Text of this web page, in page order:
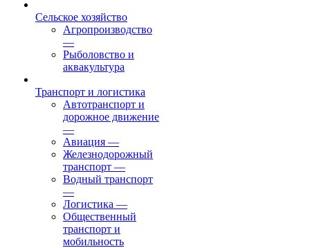
Сельское хозяйство
Агропроизводство
—
Рыболовство и
аквакультура
Транспорт и логистика
Автотранспорт и
дорожное движение
—
Авиация —
Железнодорожный
транспорт —
Водный транспорт
—
Логистика —
Общественный
транспорт и
мобильность